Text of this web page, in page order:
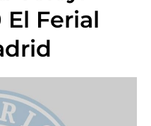
El Ferial